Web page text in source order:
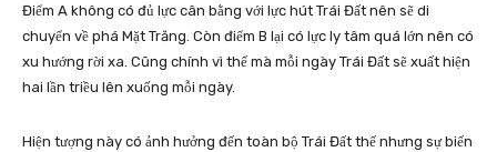
Điểm A không có đủ lực cân bằng với lực hút Trái Đất nên sẽ di
chuyển về phá Mặt Trăng. Còn điểm B lại có lực ly tâm quá lớn nên có
xu hướng rời xa. Cũng chính vì thế mà mỗi ngày Trái Đất sẽ xuất hiện
hai lần triều lên xuống mỗi ngày.
Hiện tượng này có ảnh hưởng đến toàn bộ Trái Đất thế nhưng sự biến